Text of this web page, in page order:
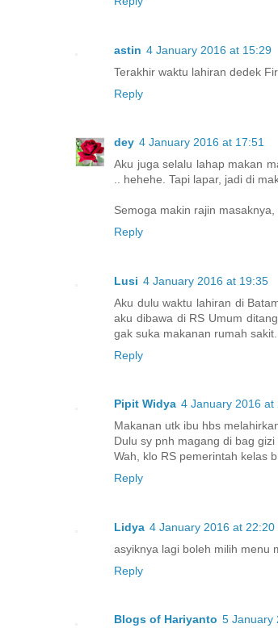
astin 4 January 2016 at 15:29
Terakhir waktu lahiran dedek
Reply
dey 4 January 2016 at 17:51
Aku juga selalu lahap makan
.. hehehe. Tapi lapar, jadi di
Semoga makin rajin
Reply
Lusi 4 January 2016 at 19:35
Aku dulu waktu lahiran di
aku dibawa di RS Umum
gak suka makanan rumah
Reply
Pipit Widya 4 January 2016 at
Makanan utk ibu hbs
Dulu sy pnh magang di bag gizi
Wah, klo RS pemerintah kelas
Reply
Lidya 4 January 2016 at 22:20
asyiknya lagi boleh milih menu
Reply
Blogs of Hariyanto 5 January